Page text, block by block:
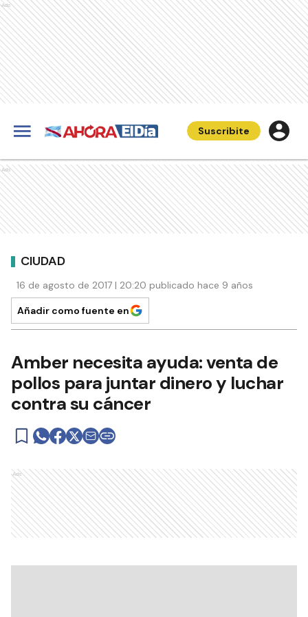
Ads
Suscribite
Ads
CIUDAD
16 de agosto de 2017 | 20:20 publicado hace 9 años
Añadir como fuente en
Amber necesita ayuda: venta de
pollos para juntar dinero y luchar
contra su cáncer
Ads